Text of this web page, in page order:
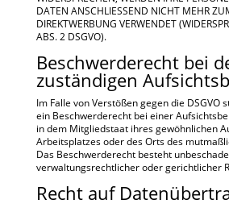
DATEN ANSCHLIESSEND NICHT MEHR
DIREKTWERBUNG VERWENDET
ABS. 2 DSGVO).
Beschwerde­recht bei
zuständigen
Im Falle von Verstößen gegen die DSGVO
ein Beschwerderecht bei einer
in dem Mitgliedstaat ihres gewöhnlichen
Arbeitsplatzes oder des Orts des
Das Beschwerderecht besteht
verwaltungsrechtlicher oder gerichtlicher
Recht auf